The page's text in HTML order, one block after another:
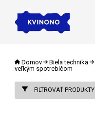
Domov Biela technika
veľkým spotrebičom
FILTROVAŤ PRODUKTY